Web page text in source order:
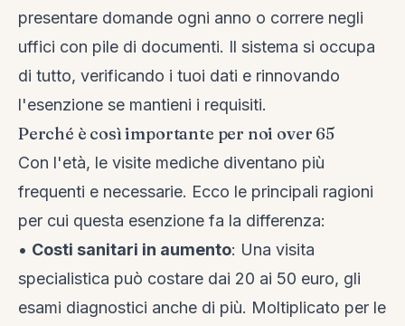
presentare domande ogni anno o correre negli
uffici con pile di documenti. Il sistema si occupa
di tutto, verificando i tuoi dati e rinnovando
l'esenzione se mantieni i requisiti.
Perché è così importante per noi over 65
Con l'età, le visite mediche diventano più
frequenti e necessarie. Ecco le principali ragioni
per cui questa esenzione fa la differenza:
• Costi sanitari in aumento: Una visita
specialistica può costare dai 20 ai 50 euro, gli
esami diagnostici anche di più. Moltiplicato per le